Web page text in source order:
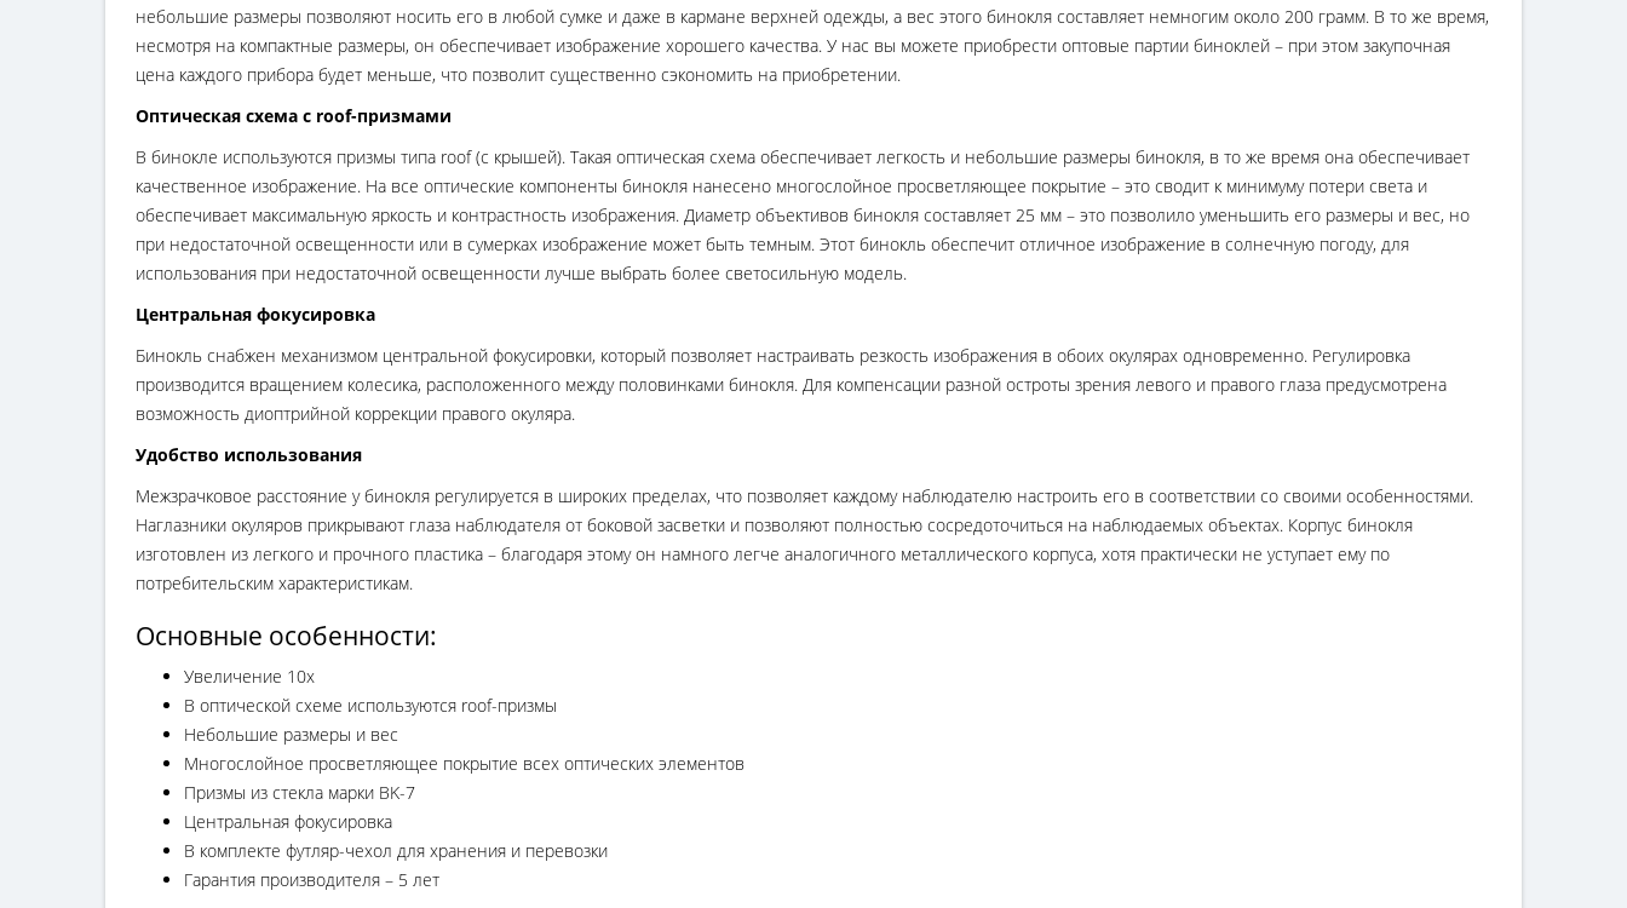
небольшие размеры позволяют носить его в любой сумке и даже в кармане верхней одежды, а вес этого бинокля составляет немногим около 200 грамм. В то же время,
несмотря на компактные размеры, он обеспечивает изображение хорошего качества. У нас вы можете приобрести оптовые партии биноклей – при этом закупочная
цена каждого прибора будет меньше, что позволит существенно сэкономить на приобретении.
Оптическая схема с roof-призмами
В бинокле используются призмы типа roof (с крышей). Такая оптическая схема обеспечивает легкость и небольшие размеры бинокля, в то же время она обеспечивает
качественное изображение. На все оптические компоненты бинокля нанесено многослойное просветляющее покрытие – это сводит к минимуму потери света и
обеспечивает максимальную яркость и контрастность изображения. Диаметр объективов бинокля составляет 25 мм – это позволило уменьшить его размеры и вес, но
при недостаточной освещенности или в сумерках изображение может быть темным. Этот бинокль обеспечит отличное изображение в солнечную погоду, для
использования при недостаточной освещенности лучше выбрать более светосильную модель.
Центральная фокусировка
Бинокль снабжен механизмом центральной фокусировки, который позволяет настраивать резкость изображения в обоих окулярах одновременно. Регулировка
производится вращением колесика, расположенного между половинками бинокля. Для компенсации разной остроты зрения левого и правого глаза предусмотрена
возможность диоптрийной коррекции правого окуляра.
Удобство использования
Межзрачковое расстояние у бинокля регулируется в широких пределах, что позволяет каждому наблюдателю настроить его в соответствии со своими особенностями.
Наглазники окуляров прикрывают глаза наблюдателя от боковой засветки и позволяют полностью сосредоточиться на наблюдаемых объектах. Корпус бинокля
изготовлен из легкого и прочного пластика – благодаря этому он намного легче аналогичного металлического корпуса, хотя практически не уступает ему по
потребительским характеристикам.
Основные особенности:
Увеличение 10х
В оптической схеме используются roof-призмы
Небольшие размеры и вес
Многослойное просветляющее покрытие всех оптических элементов
Призмы из стекла марки BK-7
Центральная фокусировка
В комплекте футляр-чехол для хранения и перевозки
Гарантия производителя – 5 лет